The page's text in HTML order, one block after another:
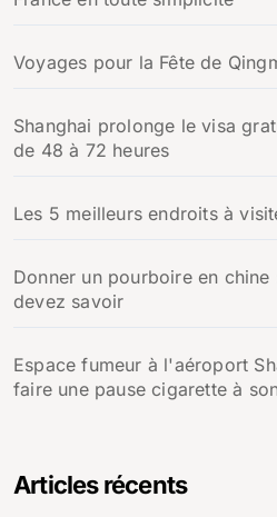
Voyages pour la Fête de
Shanghai prolonge le visa
de 48 à 72 heures
Les 5 meilleurs endroits à
Donner un pourboire en
devez savoir
Espace fumeur à l'aéroport
faire une pause cigarette à
Articles récents